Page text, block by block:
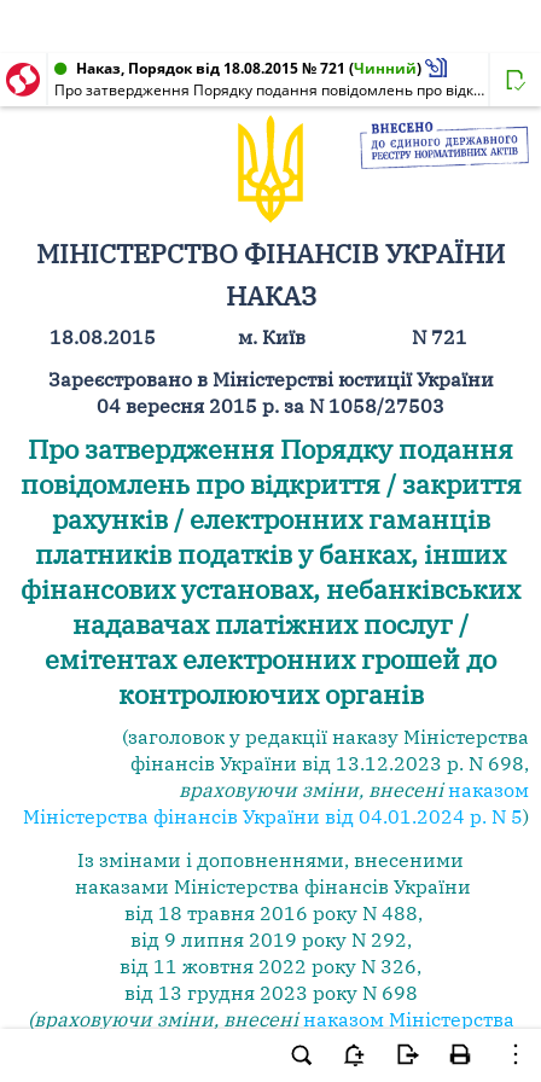
Наказ, Порядок від 18.08.2015 № 721 (Чинний)
Про затвердження Порядку подання повідомлень про відкриття / закриття рахунків / електронних гаманців платників податків у банках, інших фінансових установах, небанківських надавачах платіжних послуг / емітентах електронних грошей до контролюючих органів